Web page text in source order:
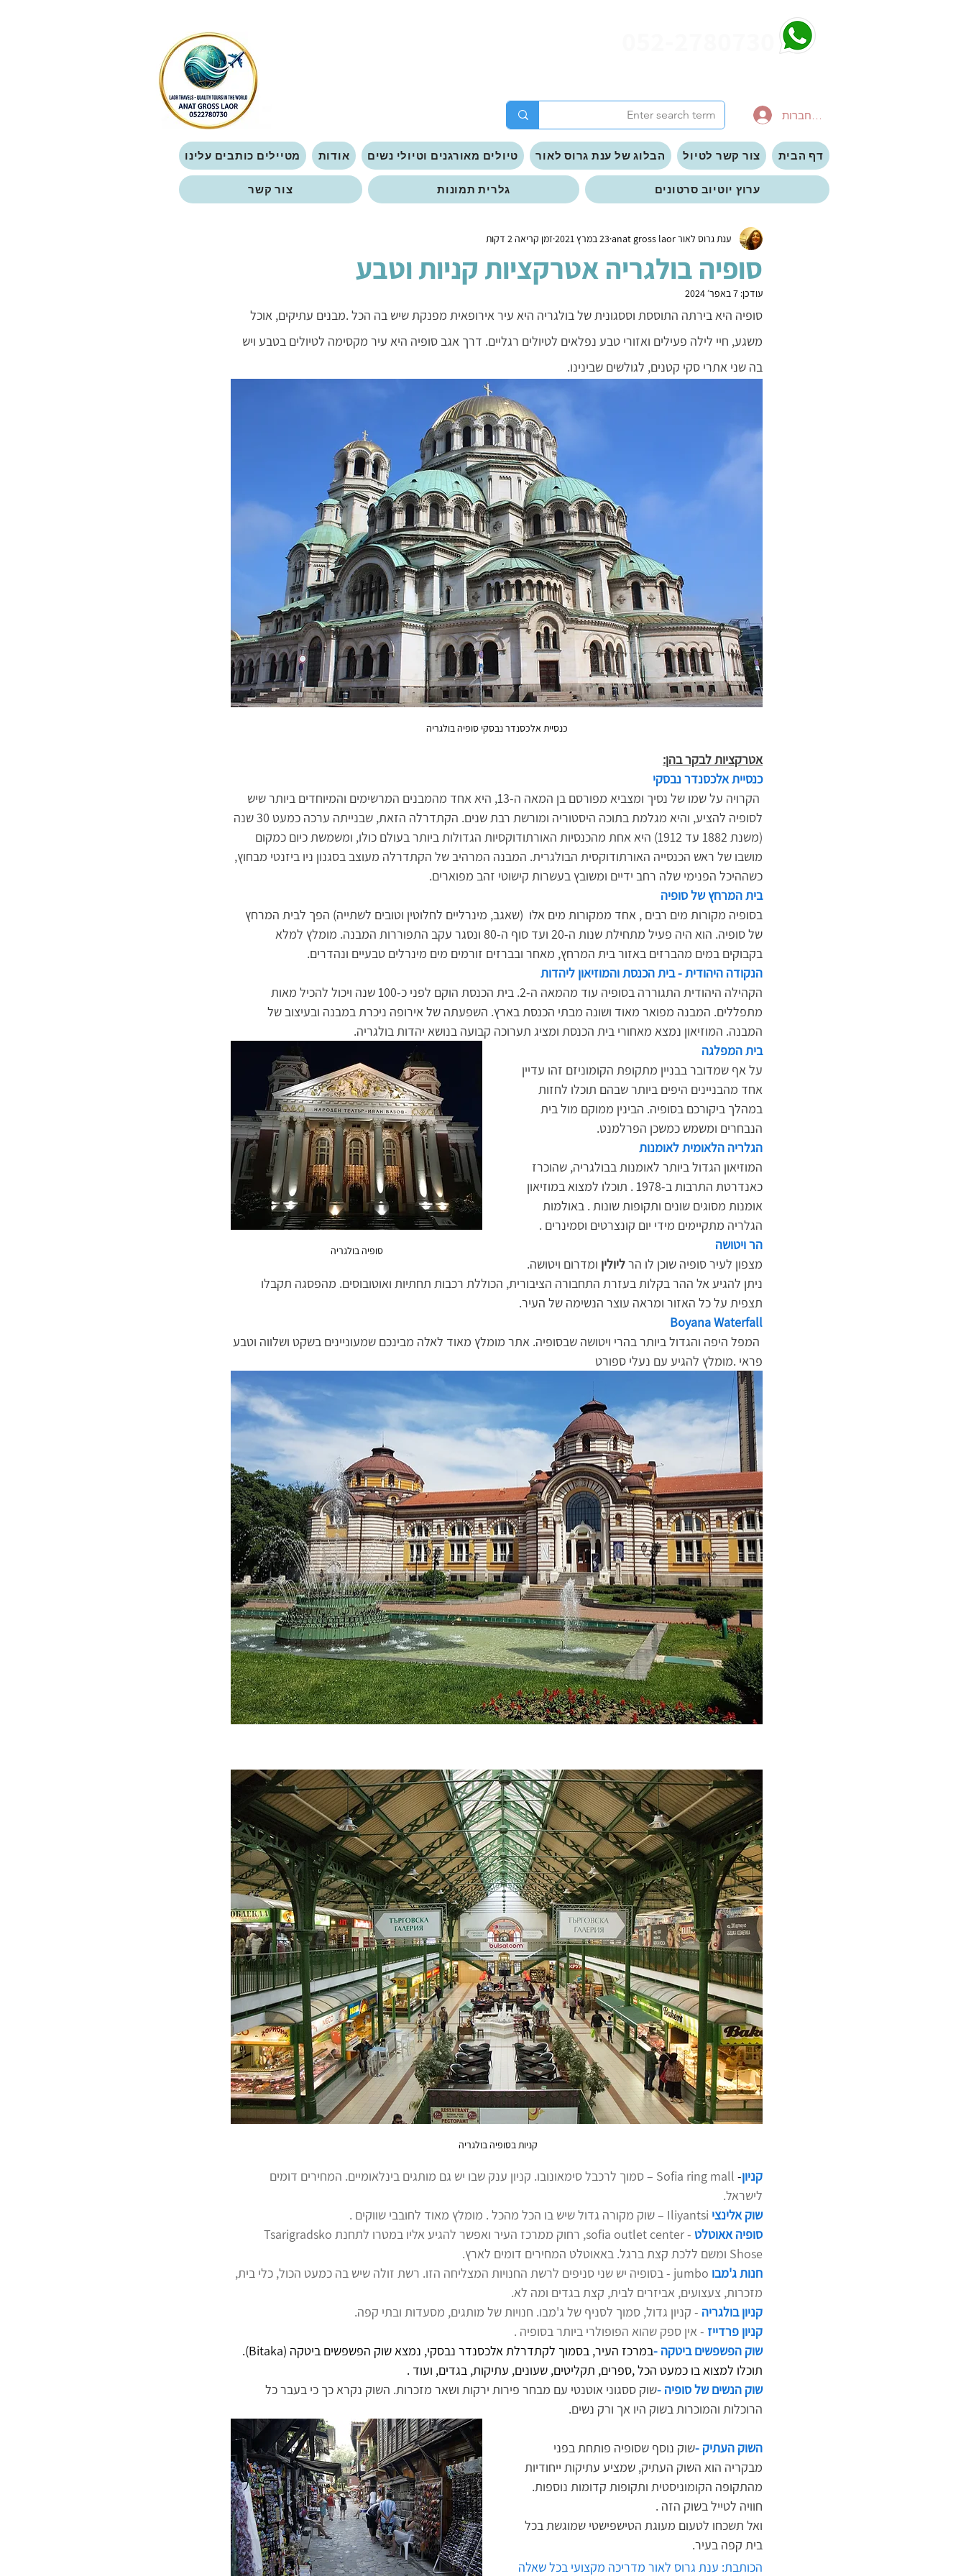
להתחברות
דף הבית צור קשר לטיול הבלוג של ענת גרוס לאור טיולים מאורגנים וטיולי נשים אודות מטיילים כותבים עלינו
ערוץ יוטיוב סרטונים גלרית תמונות צור קשר
סופיה בולגריה אטרקציות קניות וטבע
ענת גרוס לאור anat gross laor 23 במרץ 2021 זמן קריאה 2 דקות
עודכן: 7 באפר׳ 2024
סופיה היא בירתה התוססת וססגונית של בולגריה היא עיר אירופאית מפנקת שיש בה הכל .מבנים עתיקים, אוכל
משגע, חיי לילה פעילים ואזורי טבע נפלאים לטיולים רגליים. דרך אגב סופיה היא עיר מקסימה לטיולים בטבע ויש
בה שני אתרי סקי קטנים, לגולשים שבינינו.
כנסיית אלכסנדר נבסקי סופיה בולגריה
אטרקציות לבקר בהן:
כנסיית אלכסנדר נבסקי
הקרויה על שמו של נסיך ומצביא מפורסם בן המאה ה-13, היא אחד מהמבנים המרשימים והמיוחדים ביותר שיש
לסופיה להציע, והיא מגלמת בתוכה היסטוריה ומורשת רבת שנים. הקתדרלה הזאת, שבנייתה ערכה כמעט 30 שנה
(משנת 1882 עד 1912) היא אחת מהכנסיות האורתודוקסיות הגדולות ביותר בעולם כולו, ומשמשת כיום כמקום
מושבו של ראש הכנסייה האורתודוקסית הבולגרית. המבנה המרהיב של הקתדרלה מעוצב בסגנון ניו ביזנטי מבחוץ,
כשההיכל הפנימי שלה רחב ידיים ומשובץ בעשרות קישוטי זהב מפוארים.
בית המרחץ של סופיה
בסופיה מקורות מים רבים , אחד ממקורות מים אלו  (שאגב, מינרליים לחלוטין וטובים לשתייה) הפך לבית המרחץ
של סופיה. הוא היה פעיל מתחילת שנות ה-20 ועד סוף ה-80 ונסגר עקב התפוררות המבנה. מומלץ למלא
בקבוקים במים מהברזים באזור בית המרחץ, מאחר ובברזים זורמים מים מינרלים טבעיים ונהדרים.
הנקודה היהודית - בית הכנסת והמוזיאון ליהדות
הקהילה היהודית התגוררה בסופיה עוד מהמאה ה-2. בית הכנסת הוקם לפני כ-100 שנה ויכול להכיל מאות
מתפללים. המבנה מפואר מאוד ושונה מבתי הכנסת בארץ. השפעתה של אירופה ניכרת במבנה ובעיצוב של
המבנה. המוזיאון נמצא מאחורי בית הכנסת ומציג תערוכה קבועה בנושא יהדות בולגריה.
סופיה בולגריה
בית המפלגה
על אף שמדובר בבניין מתקופת הקומוניזם זהו עדיין
אחד מהבניינים היפים ביותר שבהם תוכלו לחזות
במהלך ביקורכם בסופיה. הבינין ממוקם מול בית
הנבחרים ומשמש כמשכן הפרלמנט.
הגלריה הלאומית לאומנות
המוזיאון הגדול ביותר לאומנות בבולגריה, שהוכרז
כאנדרטת התרבות ב-1978 . תוכלו למצוא במוזיאון
אומנות מסוגים שונים ותקופות שונות . באולמות
הגלריה מתקיימים מידי יום קונצרטים וסמינרים .
הר ויטושה
מצפון לעיר סופיה שוכן לו הר ליולין ומדרום ויטושה.
ניתן להגיע אל ההר בקלות בעזרת התחבורה הציבורית, הכוללת רכבות תחתיות ואוטובוסים. מהפסגה תקבלו
תצפית על כל האזור ומראה עוצר הנשימה של העיר.
Boyana Waterfall
פראי .מומלץ להגיע עם נעלי ספורט
קניות בסופיה בולגריה
קניון-
Sofia ring mall – סמוך לרכבל סימאונובו. קניון ענק שבו יש גם מותגים בינלאומיים. המחירים דומים
לישראל.
שוק אלינצי Iliyantsi – שוק מקורה גדול שיש בו הכל מהכל . מומלץ מאוד לחובבי שווקים .
סופיה אאוטלט
- sofia outlet center, רחוק ממרכז העיר ואפשר להגיע אליו במטרו לתחנתTsarigradsko
Shose ומשם ללכת קצת ברגל. באאוטלט המחירים דומים לארץ.
חנות ג'מבו
jumbo - בסופיה יש שני סניפים לרשת החנויות המצליחה הזו. רשת זולה שיש בה כמעט הכול, כלי בית,
מזכרות, צעצועים, אביזרים לבית, קצת בגדים ומה לא.
קניון בולגריה - קניון גדול, סמוך לסניף של ג'מבו. חנויות של מותגים, מסעדות ובתי קפה.
קניון פרדייז - אין ספק שהוא הפופולרי ביותר בסופיה .
שוק הפשפשים ביטקה -
במרכז העיר, בסמוך לקתדרלת אלכסנדר נבסקי, נמצא שוק הפשפשים ביטקה (Bitaka).
תוכלו למצוא בו כמעט הכל ,ספרים, תקליטים, שעונים, עתיקות, בגדים, ועוד .
שוק הנשים של סופיה -שוק ססגוני אוטנטי עם מבחר פירות ירקות ושאר מזכרות. השוק נקרא כך כי בעבר כל
הרוכלות והמוכרות בשוק היו אך ורק נשים.
השוק העתיק -שוק נוסף שסופיה פותחת בפני
מבקריה הוא השוק העתיק, שמציע עתיקות ייחודיות
מהתקופה הקומוניסטית ותקופות קדומות נוספות.
חוויה לטייל בשוק הזה .
ואל תשכחו לטעום מעוגת הטישפישטי שמוגשת בכל
בית קפה בעיר.
הכותבת: ענת גרוס לאור מדריכה מקצועי בכל שאלה